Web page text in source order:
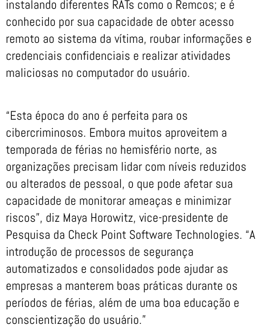
instalando diferentes RATs como o Remcos; e é
conhecido por sua capacidade de obter acesso
remoto ao sistema da vítima, roubar informações e
credenciais confidenciais e realizar atividades
maliciosas no computador do usuário.
“Esta época do ano é perfeita para os
cibercriminosos. Embora muitos aproveitem a
temporada de férias no hemisfério norte, as
organizações precisam lidar com níveis reduzidos
ou alterados de pessoal, o que pode afetar sua
capacidade de monitorar ameaças e minimizar
riscos”, diz Maya Horowitz, vice-presidente de
Pesquisa da Check Point Software Technologies. “A
introdução de processos de segurança
automatizados e consolidados pode ajudar as
empresas a manterem boas práticas durante os
períodos de férias, além de uma boa educação e
conscientização do usuário.”